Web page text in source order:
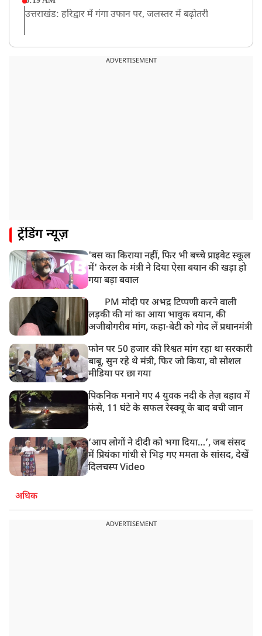
उत्तराखंड: हरिद्वार में गंगा उफान पर, जलस्तर में बढ़ोतरी
UP: लखनऊ में चलती कार में लगी आग, युवक की जिंदा जलकर
ADVERTISEMENT
ट्रेंडिंग न्यूज़
'बस का किराया नहीं, फिर भी बच्चे प्राइवेट स्कूल
में' केरल के मंत्री ने दिया ऐसा बयान की खड़ा हो
गया बड़ा बवाल
PM मोदी पर अभद्र टिप्पणी करने वाली
लड़की की मां का आया भावुक बयान, की
अजीबोगरीब मांग, कहा-बेटी को गोद लें प्रधानमंत्री
फोन पर 50 हजार की रिश्वत मांग रहा था सरकारी
बाबू, सुन रहे थे मंत्री, फिर जो किया, वो सोशल
मीडिया पर छा गया
पिकनिक मनाने गए 4 युवक नदी के तेज़ बहाव में
फंसे, 11 घंटे के सफल रेस्क्यू के बाद बची जान
‘आप लोगों ने दीदी को भगा दिया…’, जब संसद
में प्रियंका गांधी से भिड़ गए ममता के सांसद, देखें
दिलचस्प Video
अधिक
ADVERTISEMENT